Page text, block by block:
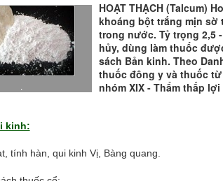
.
HOẠT THẠCH (Talcum)
khoáng bột trắng mịn sờ
trong nước. Tỷ trọng 2,5
hủy, dùng làm thuốc
sách Bản kinh. Theo
thuốc đông y và thuốc
nhóm XIX - Thẩm thấp lợi
kinh:
tính hàn, qui kinh Vị, Bàng quang.